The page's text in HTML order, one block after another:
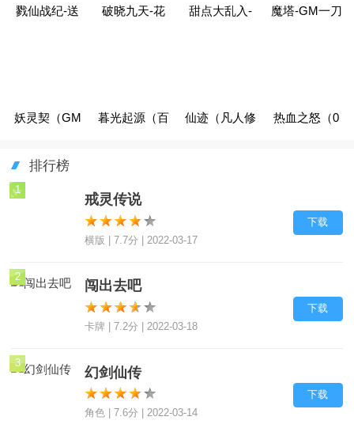
戮仙战纪-送 破晓九天-花 甜点大乱入- 魔塔-GM一刀
妖灵契（GM
档内测）
暮光起源（百 仙迹（凡人修 热血之怒（0
排行榜
1
戒灵传说
横版 | 7.7分 | 2022-03-17
下载
2
闯出去吧
卡牌 | 7.2分 | 2022-03-18
下载
3
幻剑仙传
角色 | 7.6分 | 2022-03-14
下载